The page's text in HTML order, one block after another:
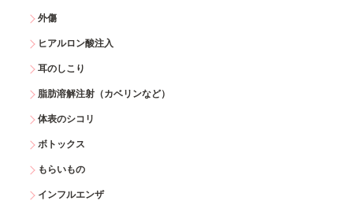
外傷
ヒアルロン酸注入
耳のしこり
脂肪溶解注射（カベリンなど）
体表のシコリ
ボトックス
もらいもの
インフルエンザ